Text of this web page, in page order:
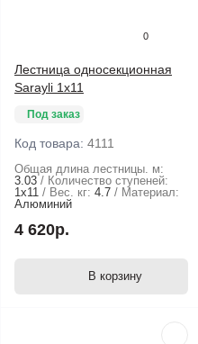
0
Лестница односекционная
Sarayli 1х11
Под заказ
Код товара: 4111
Общая длина лестницы. м:
3.03
Количество ступеней:
1х11
Вес. кг: 4.7
Материал:
Алюминий
4 620р.
В корзину